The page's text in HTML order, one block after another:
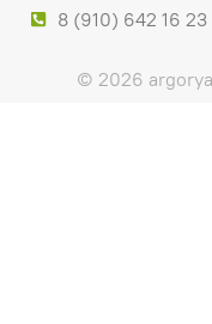
8 (910) 642 16 23
© 2026